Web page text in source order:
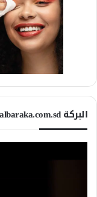
البركة www.albaraka.com.sd